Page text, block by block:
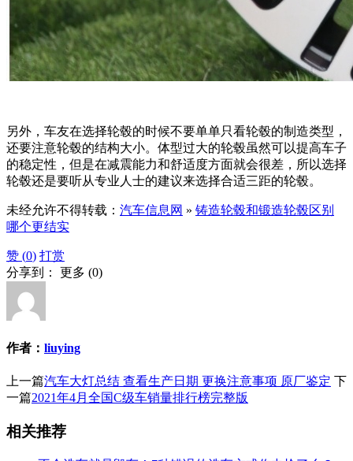
另外，车友在选择轮毂的时候不要单单只看轮毂的制造类型，
还要注意轮毂的结构大小。体型过大的轮毂虽然可以提高车子
的稳定性，但是在减震能力和舒适度方面就会很差，所以选择
轮毂还是要听从专业人士的建议来选择合适三距的轮毂。
未经允许不得转载： 汽车信息网 » 铸造轮毂和锻造轮毂区别
哪个更结实
赞 (0) 打赏
分享到： 更多 (0)
作者： liuying
上一篇汽车大灯总结 查看生产日期 更换注意事项 原厂鉴定 下
一篇2021年4月全国C级车销量排行榜完整版
相关推荐